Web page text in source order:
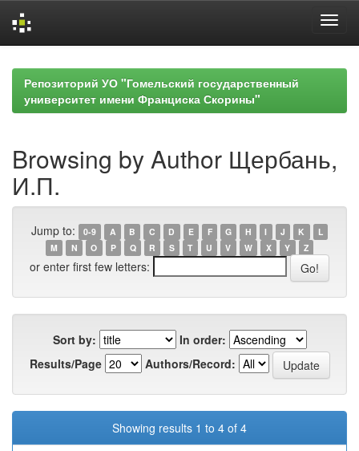
navigationРепозиторий УО "Гомельский государственный
университет имени Франциска Скорины"
Browsing by Author Щербань,
И.П.
Jump to: 0-9 A B C D E F G H I J K
L
M
N O P Q R S T U V W X Y Z
or enter first few letters:
Sort by:
In order:
Results/Page
Authors/Record:
Showing results 1 to 4 of 4